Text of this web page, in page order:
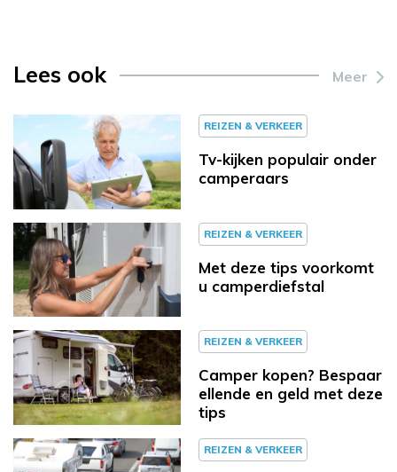
Lees ook Meer
REIZEN & VERKEER
Tv-kijken populair onder
camperaars
REIZEN & VERKEER
Met deze tips voorkomt
u camperdiefstal
REIZEN & VERKEER
Camper kopen? Bespaar
ellende en geld met deze
tips
REIZEN & VERKEER